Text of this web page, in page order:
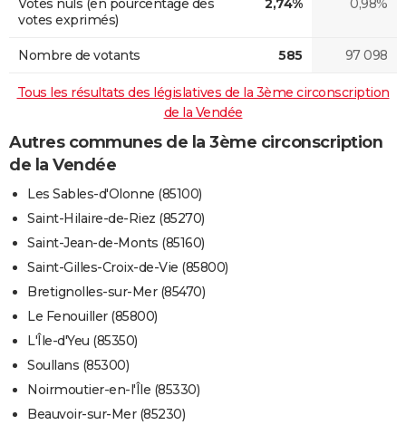
Votes nuls (en pourcentage des
votes exprimés)
2,74% 0,98%
Nombre de votants 585 97 098
Tous les résultats des législatives de la 3ème circonscription
de la Vendée
Autres communes de la 3ème circonscription
de la Vendée
Les Sables-d'Olonne (85100)
Saint-Hilaire-de-Riez (85270)
Saint-Jean-de-Monts (85160)
Saint-Gilles-Croix-de-Vie (85800)
Bretignolles-sur-Mer (85470)
Le Fenouiller (85800)
L'Île-d'Yeu (85350)
Soullans (85300)
Noirmoutier-en-l'Île (85330)
Beauvoir-sur-Mer (85230)